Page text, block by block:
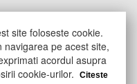
site foloseste cookie.
navigarea pe acest site,
acordul asupra
cookie-urilor.
Citeste